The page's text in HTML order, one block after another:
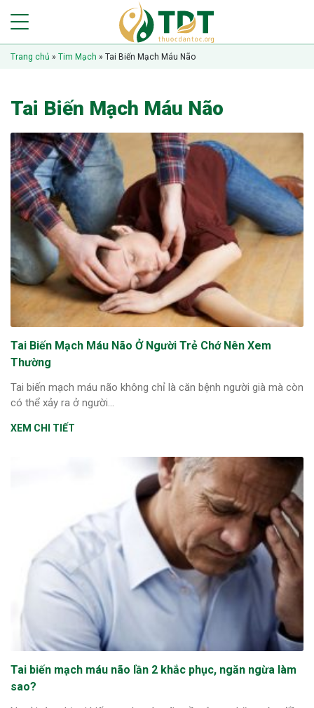
Trang chủ » Tim Mạch » Tai Biến Mạch Máu Não
Tai Biến Mạch Máu Não
Tai Biến Mạch Máu Não Ở Người Trẻ Chớ Nên Xem
Thường
Tai biến mạch máu não không chỉ là căn bệnh người già mà còn
có thể xảy ra ở người...
XEM CHI TIẾT
Tai biến mạch máu não lần 2 khắc phục, ngăn ngừa làm
sao?